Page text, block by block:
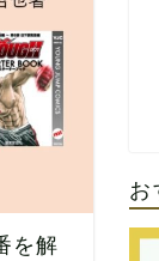
を解
お